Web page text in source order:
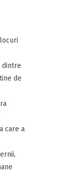
dintre
de
care a